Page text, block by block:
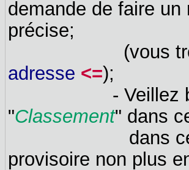
demande de faire
précise;
(vous
adresse <=);
- Veillez bien
"Classement" dans
dans ce post-
provisoire non plus